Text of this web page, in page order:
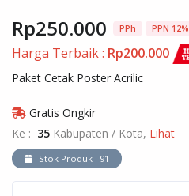
Rp250.000 PPh PPN 12%
Harga Terbaik : Rp200.000
Paket Cetak Poster Acrilic
Gratis Ongkir
Ke : 35 Kabupaten / Kota, Lihat
Stok Produk : 91